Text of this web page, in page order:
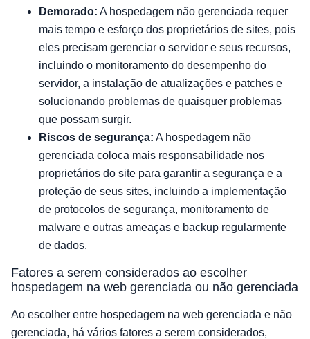
Demorado: A hospedagem não gerenciada requer
mais tempo e esforço dos proprietários de sites, pois
eles precisam gerenciar o servidor e seus recursos,
incluindo o monitoramento do desempenho do
servidor, a instalação de atualizações e patches e
solucionando problemas de quaisquer problemas
que possam surgir.
Riscos de segurança: A hospedagem não
gerenciada coloca mais responsabilidade nos
proprietários do site para garantir a segurança e a
proteção de seus sites, incluindo a implementação
de protocolos de segurança, monitoramento de
malware e outras ameaças e backup regularmente
de dados.
Fatores a serem considerados ao escolher
hospedagem na web gerenciada ou não gerenciada
Ao escolher entre hospedagem na web gerenciada e não
gerenciada, há vários fatores a serem considerados,